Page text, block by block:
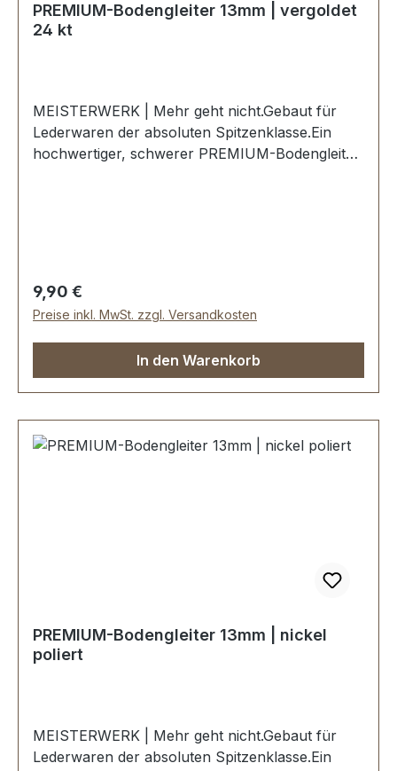
PREMIUM-Bodengleiter 13mm | vergoldet
24 kt
MEISTERWERK | Mehr geht nicht.Gebaut für
Lederwaren der absoluten Spitzenklasse.Ein
hochwertiger, schwerer PREMIUM-Bodengleiter
perfekten Kanten.Sehr stabil, bestens geeignet
für Koffer, Taschen, Reisetaschen, Holzkoffer
etc.Durchmesser: 13 mm, Höhe: 9 mm-Die
Beschläge der Serie EV-PREMIUM werden
kundenspezifisch galvanisiert, endmontiert und
poliert.KEIN UMTAUSCH ODER RÜCKGABE
(Täschner/Sattler) wird empfohlen.-
Lieferumfang:1 Stück Bodengleiter1 Stück
Regulärer Preis:
9,90 €
Preise inkl. MwSt. zzgl. Versandkosten
In den Warenkorb
PREMIUM-Bodengleiter 13mm | nickel
poliert
MEISTERWERK | Mehr geht nicht.Gebaut für
Lederwaren der absoluten Spitzenklasse.Ein